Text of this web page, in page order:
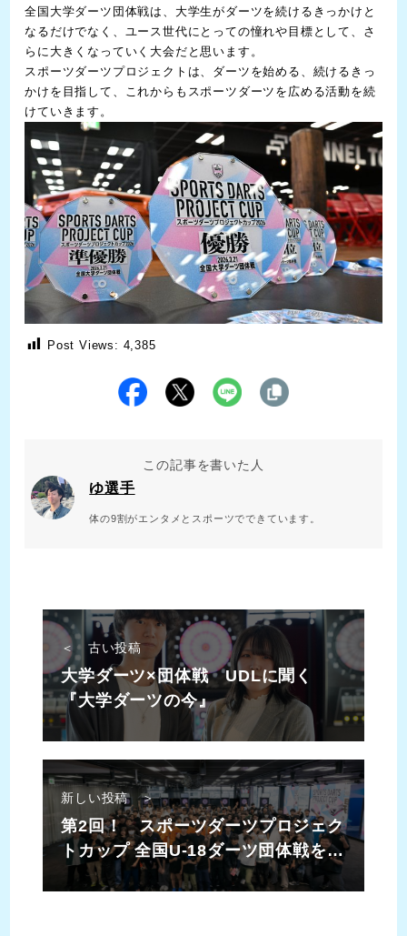
全国大学ダーツ団体戦は、大学生がダーツを続けるきっかけと
なるだけでなく、ユース世代にとっての憧れや目標として、さ
らに大きくなっていく大会だと思います。
スポーツダーツプロジェクトは、ダーツを始める、続けるきっ
かけを目指して、これからもスポーツダーツを広める活動を続
けていきます。
Post Views: 4,385
この記事を書いた人
ゆ選手
体の9割がエンタメとスポーツでできています。
＜ 古い投稿
大学ダーツ×団体戦 UDLに聞く
『大学ダーツの今』
新しい投稿 ＞
第2回！ スポーツダーツプロジェク
トカップ 全国U-18ダーツ団体戦をレ
ポート！